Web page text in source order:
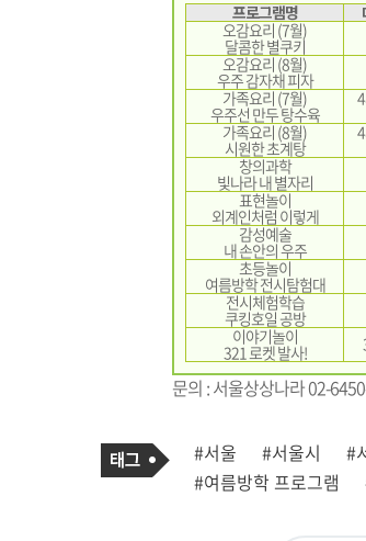
프로그램명
오감요리 (7월)
달콤한 별쿠키
오감요리 (8월)
우주 감자채 피자
가족요리 (7월)
우주선 만두 탕수육
가족요리 (8월)
시원한 초계탕
창의과학
빛나라 내 별자리
표현놀이
외계인처럼 이렇게
감성예술
내 손안의 우주
초등놀이
여름방학 전시탐험대
전시체험학습
쿠킹호일 공방
이야기놀이
321 로켓 발사!
문의 : 서울상상나라 02-
사
관
련
태
그
#서울 #서울시 #
#여름방학 프로그램